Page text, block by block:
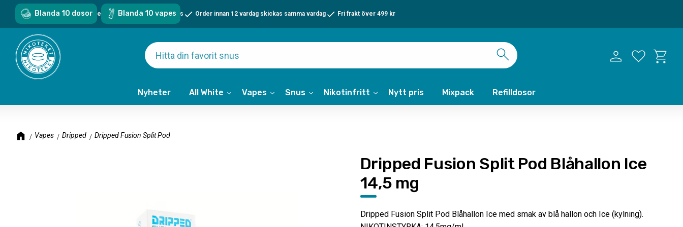
Nyheter All White Vapes Snus Nikotinfritt Nytt pris Mixpack Refilldosor
Favoriter
Blanda 10 dosor Blanda 10 vapes
Sveriges största sortiment - över 1000 snus & vapes Order innan 12 vardag skickas samma vardag Fri frakt över 499 kr
Vapes Dripped Dripped Fusion Split Pod
Dripped Fusion Split Pod Blåhallon Ice
14,5 mg
Dripped Fusion Split Pod Blåhallon Ice med smak av blå hallon och Ice (kylning).